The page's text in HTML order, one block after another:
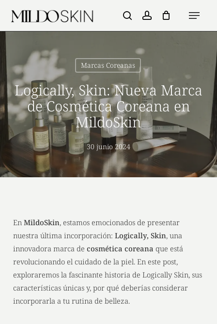
main
searchaccount
Menu
Marcas Coreanas
Logically, Skin: Nueva Marca
de Cosmética Coreana en
MildoSkin
30 junio 2024
En MildoSkin, estamos emocionados de presentar
nuestra última incorporación: Logically, Skin, una
innovadora marca de cosmética coreana que está
revolucionando el cuidado de la piel. En este post,
exploraremos la fascinante historia de Logically Skin, sus
características únicas y, por qué deberías considerar
incorporarla a tu rutina de belleza.